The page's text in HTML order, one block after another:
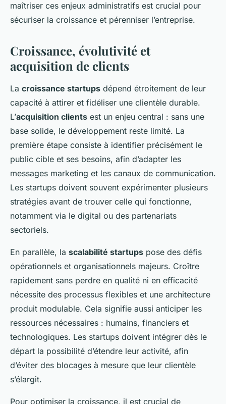
maîtriser ces enjeux administratifs est crucial pour
sécuriser la croissance et pérenniser l’entreprise.
Croissance, évolutivité et
acquisition de clients
La croissance startups dépend étroitement de leur
capacité à attirer et fidéliser une clientèle durable.
L’acquisition clients est un enjeu central : sans une
base solide, le développement reste limité. La
première étape consiste à identifier précisément le
public cible et ses besoins, afin d’adapter les
messages marketing et les canaux de communication.
Les startups doivent souvent expérimenter plusieurs
stratégies avant de trouver celle qui fonctionne,
notamment via le digital ou des partenariats
sectoriels.
En parallèle, la scalabilité startups pose des défis
opérationnels et organisationnels majeurs. Croître
rapidement sans perdre en qualité ni en efficacité
nécessite des processus flexibles et une architecture
produit modulable. Cela signifie aussi anticiper les
ressources nécessaires : humains, financiers et
technologiques. Les startups doivent intégrer dès le
départ la possibilité d’étendre leur activité, afin
d’éviter des blocages à mesure que leur clientèle
s’élargit.
Pour optimiser la croissance, il est crucial de